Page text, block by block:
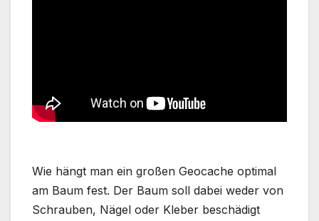
Wie hängt man ein großen Geocache optimal
am Baum fest. Der Baum soll dabei weder von
Schrauben, Nägel oder Kleber beschädigt